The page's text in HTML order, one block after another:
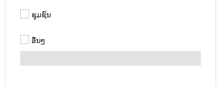
ຊຸມຊົນ
ອື່ນໆ